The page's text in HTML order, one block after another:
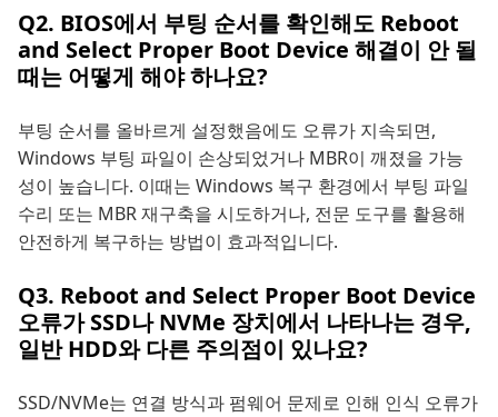
Q2. BIOS에서 부팅 순서를 확인해도 Reboot
and Select Proper Boot Device 해결이 안 될
때는 어떻게 해야 하나요?
부팅 순서를 올바르게 설정했음에도 오류가 지속되면,
Windows 부팅 파일이 손상되었거나 MBR이 깨졌을 가능
성이 높습니다. 이때는 Windows 복구 환경에서 부팅 파일
수리 또는 MBR 재구축을 시도하거나, 전문 도구를 활용해
안전하게 복구하는 방법이 효과적입니다.
Q3. Reboot and Select Proper Boot Device
오류가 SSD나 NVMe 장치에서 나타나는 경우,
일반 HDD와 다른 주의점이 있나요?
SSD/NVMe는 연결 방식과 펌웨어 문제로 인해 인식 오류가